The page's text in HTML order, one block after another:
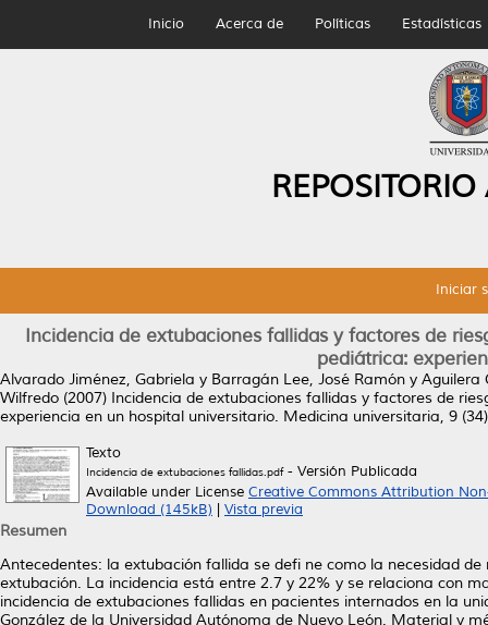
Inicio Acerca de Políticas Estadísticas
Iniciar
Incidencia de extubaciones fallidas y factores de
pediátrica:
Alvarado Jiménez, Gabriela y Barragán Lee, José Ramón y Aguilera
Wilfredo (2007) Incidencia de extubaciones fallidas y factores de
experiencia en un hospital universitario. Medicina universitaria, 9
Texto
Incidencia de extubaciones fallidas.pdf- Versión Publicada
Available under License Creative Commons Attribution
Download (145kB)
Vista previa
Resumen
Antecedentes: la extubación fallida se defi ne como la necesidad
extubación. La incidencia está entre 2.7 y 22% y se relaciona con
incidencia de extubaciones fallidas en pacientes internados en la
González de la Universidad Autónoma de Nuevo León. Material y